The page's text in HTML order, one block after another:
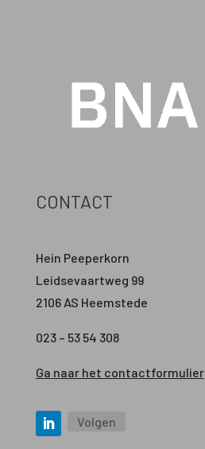
CONTACT
Hein Peeperkorn
Leidsevaartweg 99
2106 AS Heemstede
023 – 53 54 308
Ga naar het contactformulier
Volgen